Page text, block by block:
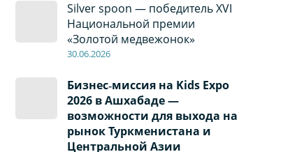
Silver spoon — победитель XVI
Национальной премии
«Золотой медвежонок»
30.06.2026
Бизнес‑миссия на Kids Expo
2026 в Ашхабаде —
возможности для выхода на
рынок Туркменистана и
Центральной Азии